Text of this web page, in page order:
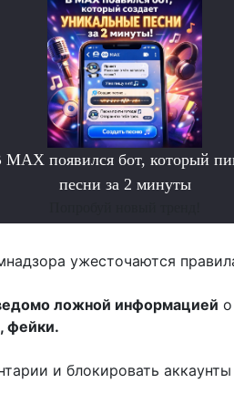
MAX появился бот, который
песни за 2 минуты
ужесточаются
ложной информацией
фейки.
и блокировать